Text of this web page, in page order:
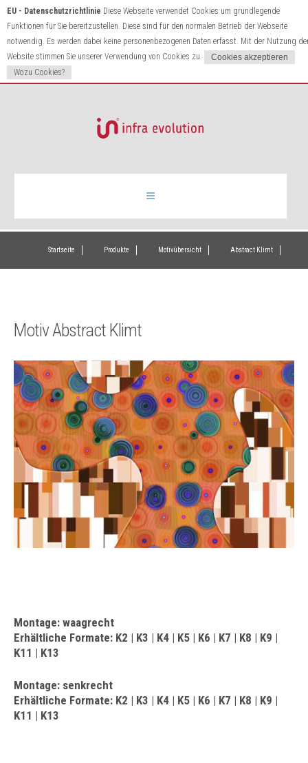
EU - Datenschutzrichtlinie Diese Webseite verwendet Cookies um grundlegende
Funktionen für Sie bereitzustellen. Diese sind für den normalen Betrieb der Webseite
notwendig. Es werden dabei keine personenbezogenen Daten erfasst. Mit der Nutzung
Website stimmen Sie unserer Verwendung von Cookies zu.
Wozu Cookies?
Infrarotheizung
Kontakt
Startseite Produkte Motivübersicht Abstract Klimt
Motiv Abstract Klimt
Montage: waagrecht
Erhältliche Formate: K2 | K3 | K4 | K5 | K6 | K7 | K8 | K9 |
K11 | K13
Montage: senkrecht
Erhältliche Formate: K2 | K3 | K4 | K5 | K6 | K7 | K8 | K9 |
K11 | K13